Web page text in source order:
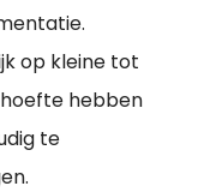
op kleine tot
hebben
te